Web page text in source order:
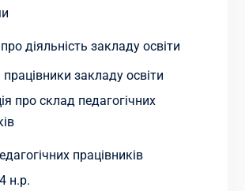
діяльність закладу освіти
працівники закладу освіти
про склад педагогічних
працівників
н.р.